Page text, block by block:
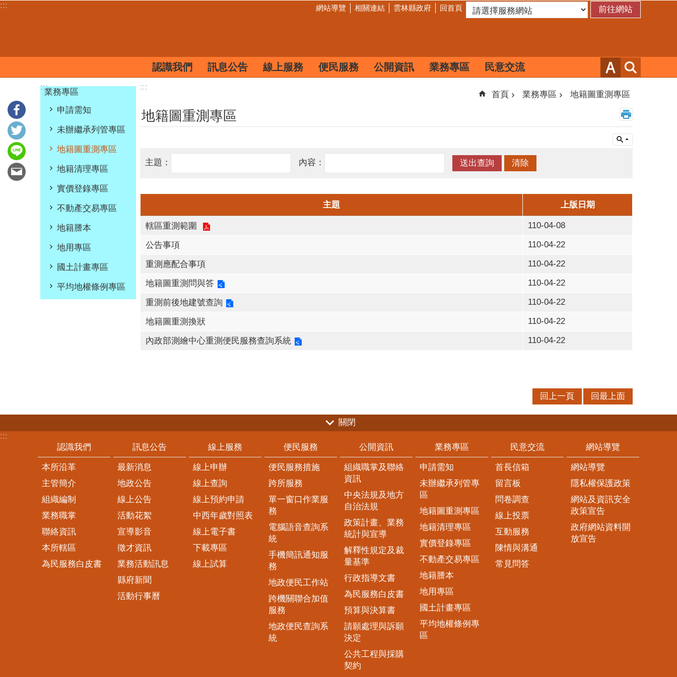
跳到主要內容區塊
::: 網站導覽 相關連結 雲林縣政府 回首頁
認識我們 訊息公告 線上服務 便民服務 公開資訊 業務專區 民意交流
:::
業務專區
申請需知
未辦繼承列管專區
地籍圖重測專區
地籍清理專區
實價登錄專區
不動產交易專區
地籍謄本
地用專區
國土計畫專區
平均地權條例專區
:::
首頁 業務專區 地籍圖重測專區
地籍圖重測專區
主題： 內容：
主題 上版日期
轄區重測範圍 110-04-08
公告事項 110-04-22
重測應配合事項 110-04-22
地籍圖重測問與答 110-04-22
重測前後地建號查詢 110-04-22
地籍圖重測換狀 110-04-22
內政部測繪中心重測便民服務查詢系統 110-04-22
回上一頁 回最上面
關閉
:::
認識我們
本所沿革
主管簡介
組織編制
業務職掌
聯絡資訊
本所轄區
為民服務白皮書
訊息公告
最新消息
地政公告
線上公告
活動花絮
宣導影音
徵才資訊
業務活動訊息
縣府新聞
活動行事曆
線上服務
線上申辦
線上查詢
線上預約申請
中西年歲對照表
線上電子書
下載專區
線上試算
便民服務
便民服務措施
跨所服務
單一窗口作業服
務
電腦語音查詢系
統
手機簡訊通知服
務
地政便民工作站
跨機關聯合加值
服務
地政便民查詢系
統
公開資訊
組織職掌及聯絡
資訊
中央法規及地方
自治法規
政策計畫、業務
統計與宣導
解釋性規定及裁
量基準
行政指導文書
為民服務白皮書
預算與決算書
請願處理與訴願
決定
公共工程與採購
契約
業務專區
申請需知
未辦繼承列管專
區
地籍圖重測專區
地籍清理專區
實價登錄專區
不動產交易專區
地籍謄本
地用專區
國土計畫專區
平均地權條例專
區
民意交流
首長信箱
留言板
問卷調查
線上投票
互動服務
陳情與溝通
常見問答
網站導覽
網站導覽
隱私權保護政策
網站及資訊安全
政策宣告
政府網站資料開
放宣告